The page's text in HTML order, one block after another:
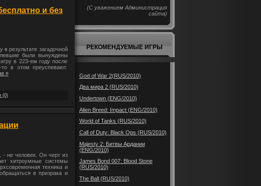
и без
результате загадочной
были вынуждены
в 223-ем году после
в этом преуспевают.
»
(0)
- не человек. Он черт из
хитроумные системы
техника и
в призрака и
(С уважением Администрация
сайта)
РЕКОМЕНДУЕМЫЕ ИГРЫ
God of War 2(RUS/2010)
Два мира 2 (RUS/2010)
Undertown (ENG/2010)
Alien Breed: Impact (ENG/2010)
World of Tanks (RUS/2010)
Call of Duty: Black Ops (RUS/2010)
Majesty 2: Битвы Ардании
(ENG/2010)
James Bond 007: Blood Stone
(RUS/2010)
The Ball (RUS/2010)